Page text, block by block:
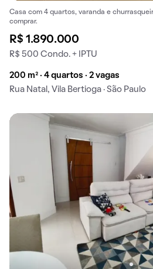
Casa com 4 quartos, varanda e
comprar.
R$ 1.890.000
R$ 500 Condo. + IPTU
200 m² · 4 quartos · 2 vagas
Rua Natal, Vila Bertioga · São Paulo